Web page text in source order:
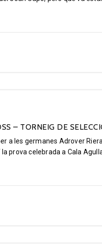
– TORNEIG DE
a les germanes Adrover
prova celebrada a Cala